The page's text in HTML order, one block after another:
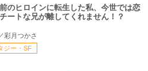
のヒロインに転生した私、今世では恋
ートな兄が離してくれません！？
彩月つかさ
ジー・SF